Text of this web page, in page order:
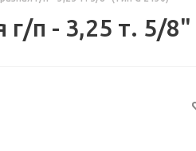
п - 3,25 т. 5/8"